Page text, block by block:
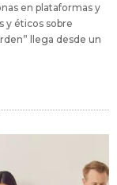
en plataformas y
y éticos sobre
llega desde un